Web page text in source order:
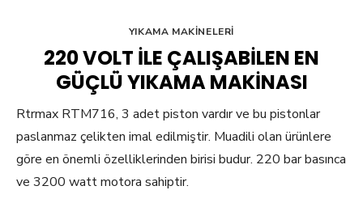
YIKAMA MAKINELERI
220 VOLT ILE ÇALIŞABILEN EN
GÜÇLÜ YIKAMA MAKINASI
Rtrmax RTM716, 3 adet piston vardır ve bu pistonlar
paslanmaz çelikten imal edilmiştir. Muadili olan ürünlere
göre en önemli özelliklerinden birisi budur. 220 bar basınca
ve 3200 watt motora sahiptir.